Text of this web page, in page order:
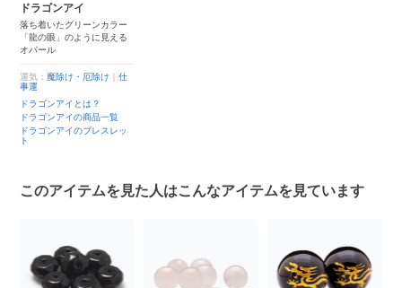
ドラゴンアイ
落ち着いたグリーンカラー
「龍の眼」のように見える
オパール
運気： 魔除け・厄除け ｜仕
事運
ドラゴンアイとは？
ドラゴンアイの商品一覧
ドラゴンアイのブレスレッ
ト
このアイテムを見た人はこんなアイテムを見ています